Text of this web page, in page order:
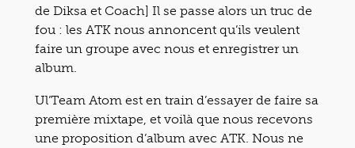
de Diksa et Coach] Il se passe alors un truc de
fou : les ATK nous annoncent qu’ils veulent
faire un groupe avec nous et enregistrer un
album.
Ul’Team Atom est en train d’essayer de faire sa
première mixtape, et voilà que nous recevons
une proposition d’album avec ATK. Nous ne